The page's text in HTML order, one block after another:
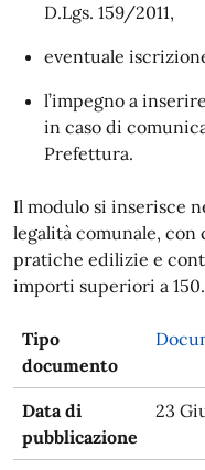
D.Lgs. 159/2011,
eventuale
l’impegno a
in caso di
Prefettura.
Il modulo si inserisce
legalità comunale, con
pratiche edilizie e
importi superiori a
Tipo
documento
Data di
pubblicazione
23